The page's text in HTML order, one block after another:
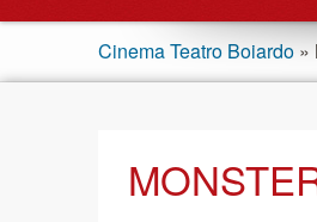
Cinema Teatro Boiardo »